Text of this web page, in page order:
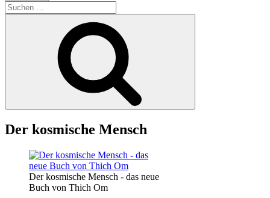
Suche
nach:
Der kosmische Mensch
Der kosmische Mensch - das neue
Buch von Thich Om